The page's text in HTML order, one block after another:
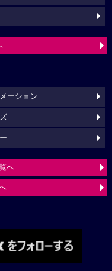
ーション
へ